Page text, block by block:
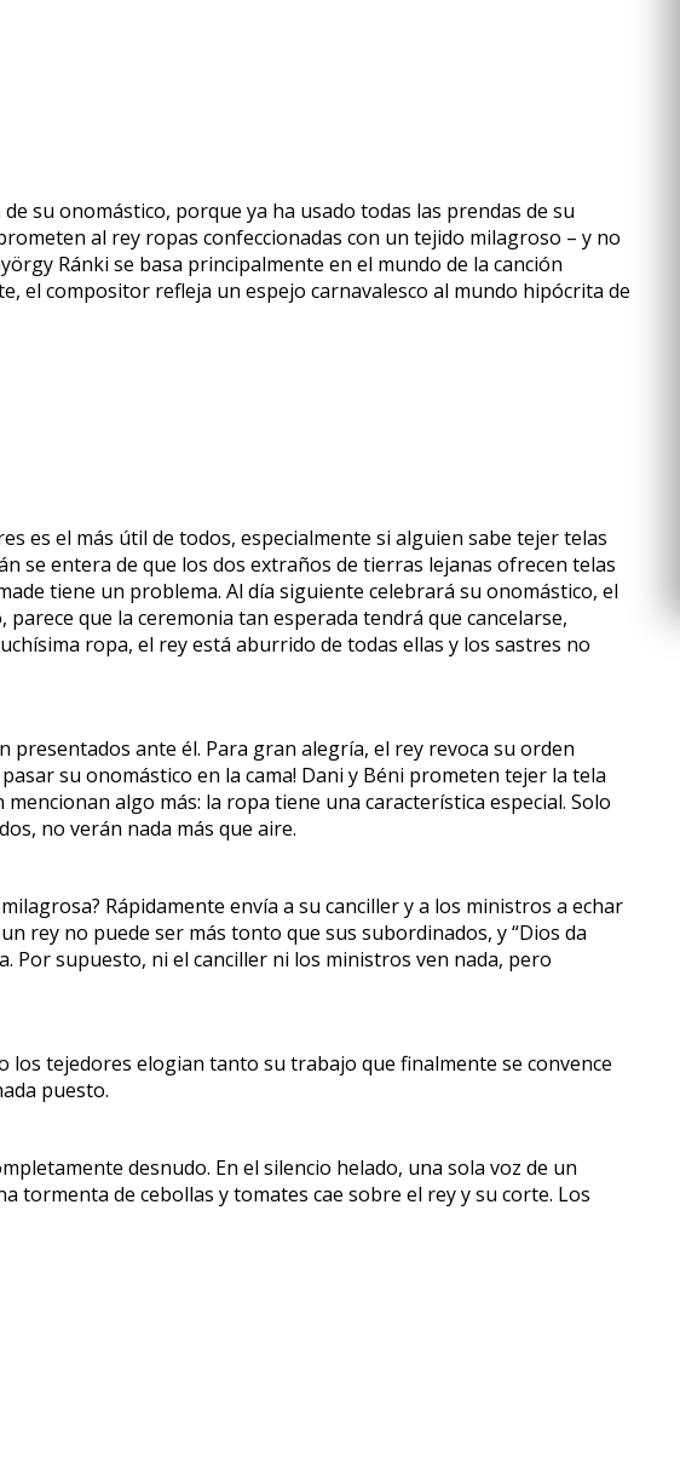
su onomástico, porque ya ha usado todas las prendas de su
al rey ropas confeccionadas con un tejido milagroso – y no
Ránki se basa principalmente en el mundo de la canción
el compositor refleja un espejo carnavalesco al mundo hipócrita de
es el más útil de todos, especialmente si alguien sabe tejer telas
se entera de que los dos extraños de tierras lejanas ofrecen telas
tiene un problema. Al día siguiente celebrará su onomástico, el
que la ceremonia tan esperada tendrá que cancelarse,
ropa, el rey está aburrido de todas ellas y los sastres no
ante él. Para gran alegría, el rey revoca su orden
su onomástico en la cama! Dani y Béni prometen tejer la tela
algo más: la ropa tiene una característica especial. Solo
no verán nada más que aire.
Rápidamente envía a su canciller y a los ministros a echar
rey no puede ser más tonto que sus subordinados, y “Dios da
Por supuesto, ni el canciller ni los ministros ven nada, pero
tejedores elogian tanto su trabajo que finalmente se convence
puesto.
desnudo. En el silencio helado, una sola voz de un
tormenta de cebollas y tomates cae sobre el rey y su corte. Los